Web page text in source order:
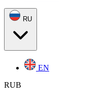
RU
EN
RUB